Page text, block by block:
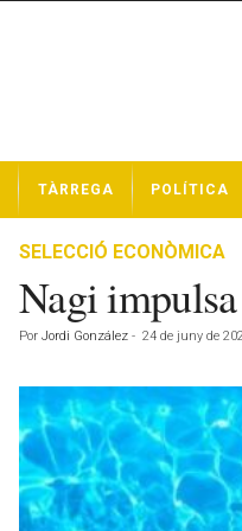
t
TÀRREGA POLÍTICA
SELECCIÓ ECONÒMICA
Nagi
Por Jordi González - 24 de juny de